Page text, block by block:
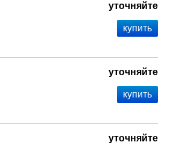
уточняйте
уточняйте
уточняйте